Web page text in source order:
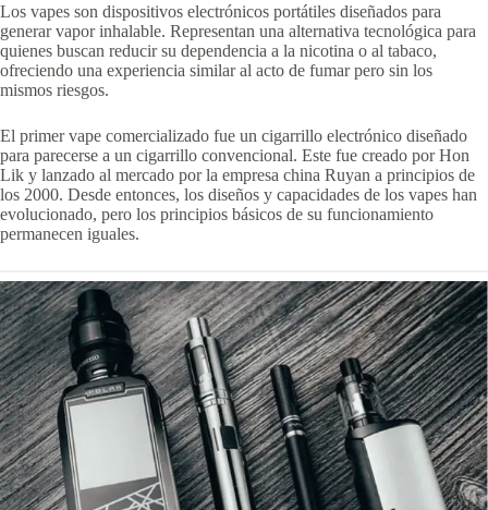
Los vapes son dispositivos electrónicos portátiles diseñados para
generar vapor inhalable. Representan una alternativa tecnológica para
quienes buscan reducir su dependencia a la nicotina o al tabaco,
ofreciendo una experiencia similar al acto de fumar pero sin los
mismos riesgos.
El primer vape comercializado fue un cigarrillo electrónico diseñado
para parecerse a un cigarrillo convencional. Este fue creado por Hon
Lik y lanzado al mercado por la empresa china Ruyan a principios de
los 2000. Desde entonces, los diseños y capacidades de los vapes han
evolucionado, pero los principios básicos de su funcionamiento
permanecen iguales.